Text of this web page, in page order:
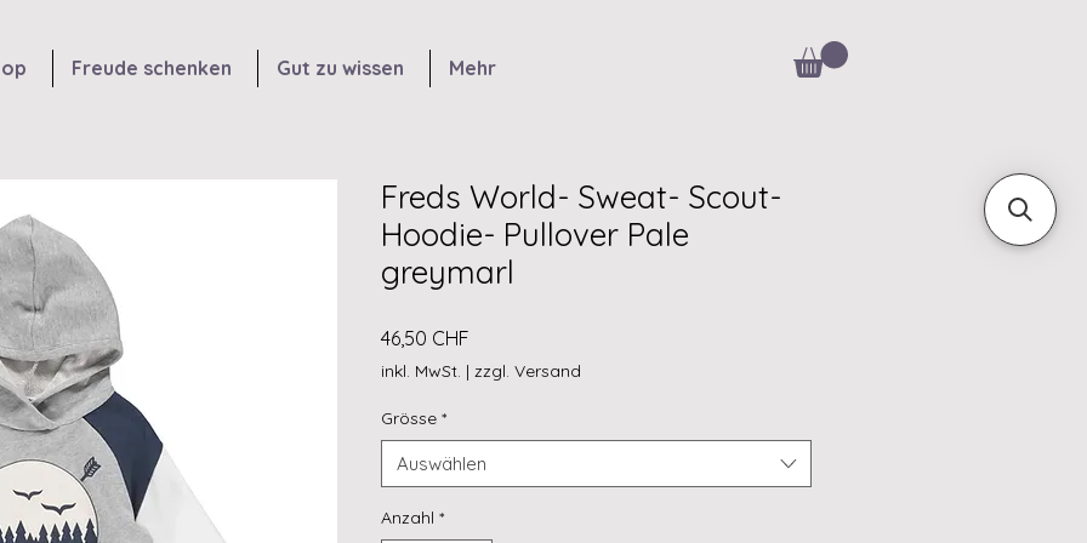
Freude schenken Gut zu wissen Mehr
Freds World- Sweat- Scout-
Hoodie- Pullover Pale
greymarl
46,50 CHF
inkl. MwSt. | zzgl. Versand
Grösse *
Auswählen
Anzahl *